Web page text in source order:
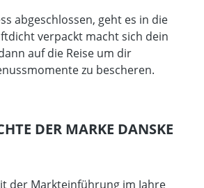
abgeschlossen, geht es in die
verpackt macht sich dein
auf die Reise um dir
zu bescheren.
DER MARKE DANSKE
der Markteinführung im Jahre